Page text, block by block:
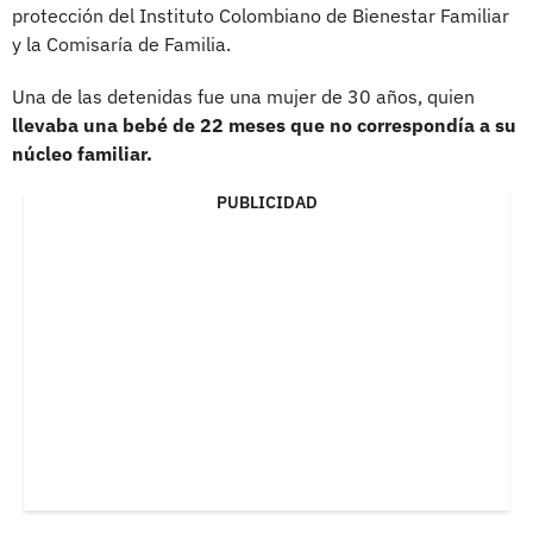
protección del Instituto Colombiano de Bienestar Familiar
y la Comisaría de Familia.
Una de las detenidas fue una mujer de 30 años, quien
llevaba una bebé de 22 meses que no correspondía a su
núcleo familiar.
PUBLICIDAD